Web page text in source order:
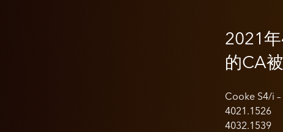
2021
的CA
Cooke S4/i –
4021.1526
4032.1539